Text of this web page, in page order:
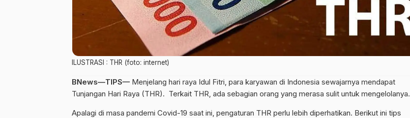
ILUSTRASI : THR (foto: internet)
BNews—TIPS— Menjelang hari raya Idul Fitri, para karyawan di Indonesia sewajarnya mendapat
Tunjangan Hari Raya (THR). Terkait THR, ada sebagian orang yang merasa sulit untuk mengelolanya.
Apalagi di masa pandemi Covid-19 saat ini, pengaturan THR perlu lebih diperhatikan. Berikut ini tips